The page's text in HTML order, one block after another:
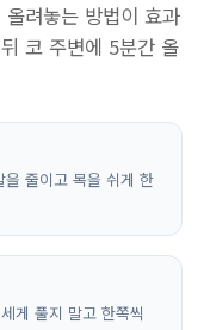
려놓는 방법이 효과
코 주변에 5분간 올
줄이고 목을 쉬게 한
게 풀지 말고 한쪽씩